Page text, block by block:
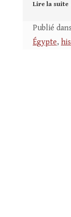
Lire la suite
Publié dans
Égypte,